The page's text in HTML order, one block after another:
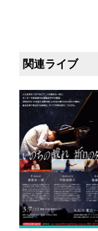
関連ライブ